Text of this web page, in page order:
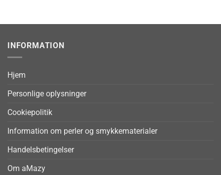
INFORMATION
Hjem
Personlige oplysninger
Cookiepolitik
Information om perler og smykkematerialer
Handelsbetingelser
Om aMazy